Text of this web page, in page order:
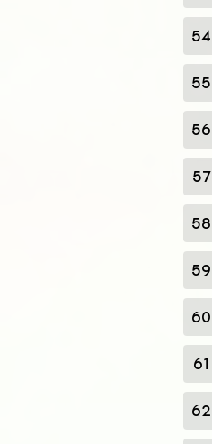
54
55
56
57
58
59
60
61
62